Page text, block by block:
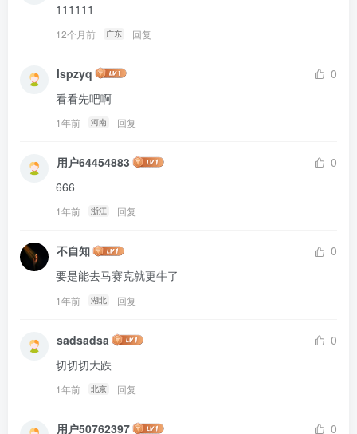
111111
12个月前 广东 回复
lspzyq
0
看看先吧啊
1年前 河南 回复
用户64454883
0
666
1年前 浙江 回复
不自知
0
要是能去马赛克就更牛了
1年前 湖北 回复
sadsadsa
0
切切切大跌
1年前 北京 回复
用户50762397 0